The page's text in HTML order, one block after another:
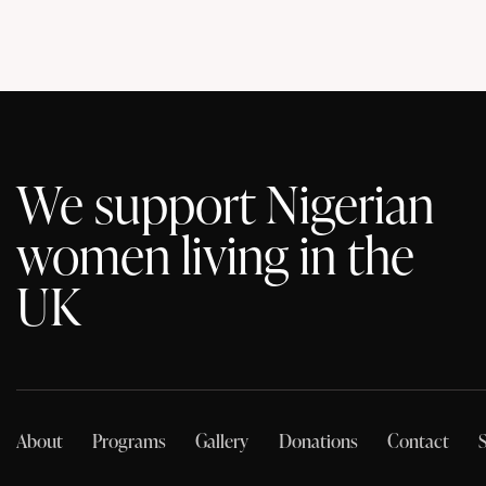
We support Nigerian
women living in the
UK
About Programs Gallery Donations Contact